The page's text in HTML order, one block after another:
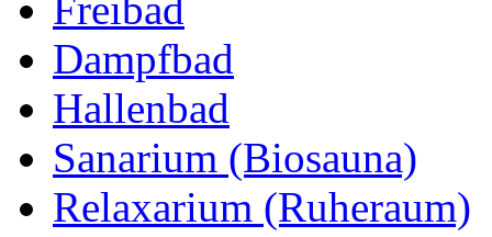
Freibad
Dampfbad
Hallenbad
Sanarium (Biosauna)
Relaxarium (Ruheraum)